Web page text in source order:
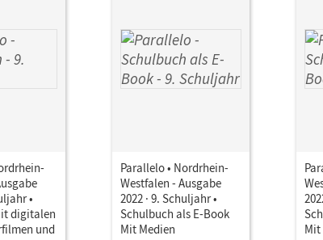
•
digitalen
und
Parallelo • Nordrhein-
Westfalen - Ausgabe
2022 · 9. Schuljahr •
Schulbuch als E-Book
Mit Medien
Mit